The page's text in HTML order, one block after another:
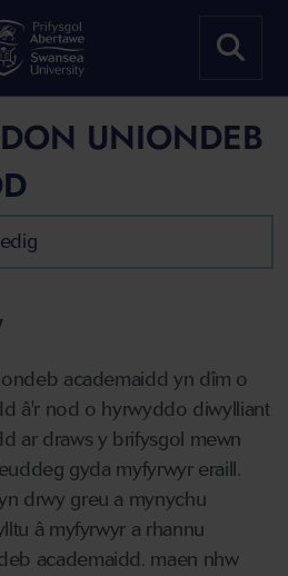
UNIONDEB
academaidd yn dîm o
â'r nod o hyrwyddo diwylliant
ar draws y brifysgol mewn
gyda myfyrwyr eraill.
drwy greu a mynychu
â myfyrwyr a rhannu
academaidd. maen nhw